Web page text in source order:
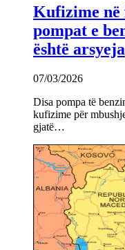
Kufizime në
pompat e
është arsyeja
07/03/2026
Disa pompa të
kufizime për
gjatë…